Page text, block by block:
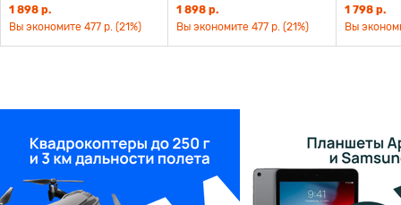
1 898 р.
Вы экономите 477 р. (21%)
1 898 р.
Вы экономите 477 р. (21%)
1 798 р.
Вы